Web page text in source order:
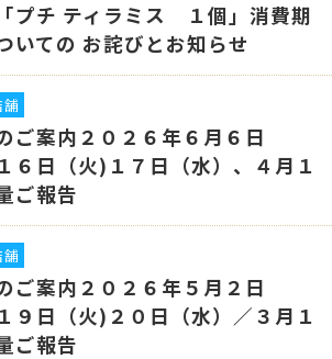
プチ ティラミス １個」消費期
いての お詫びとお知らせ
ご案内２０２６年６月６日
６日（火)１７日（水）、４月１
ご報告
ご案内２０２６年５月２日
９日（火)２０日（水）／３月１
ご報告